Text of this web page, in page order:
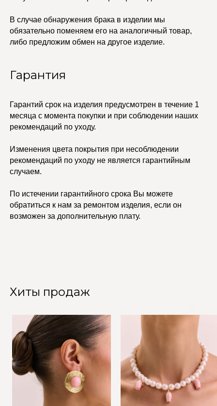
В случае обнаружения брака в изделии мы
обязательно поменяем его на аналогичный товар,
либо предложим обмен на другое изделие.
Гарантия
Гарантий срок на изделия предусмотрен в течение 1
месяца с момента покупки и при соблюдении наших
рекомендаций по уходу.
Изменения цвета покрытия при несоблюдении
рекомендаций по уходу не является гарантийным
случаем.
По истечении гарантийного срока Вы можете
обратиться к нам за ремонтом изделия, если он
возможен за дополнительную плату.
Хиты продаж